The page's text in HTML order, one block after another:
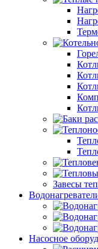
Завесы
Насосное